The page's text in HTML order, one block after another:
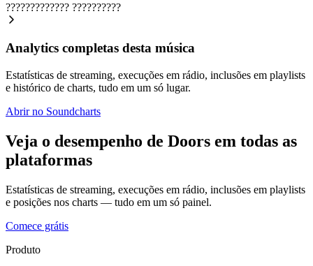
????????????? ??????????
Analytics completas desta música
Estatísticas de streaming, execuções em rádio, inclusões em playlists
e histórico de charts, tudo em um só lugar.
Abrir no Soundcharts
Veja o desempenho de Doors em todas as
plataformas
Estatísticas de streaming, execuções em rádio, inclusões em playlists
e posições nos charts — tudo em um só painel.
Comece grátis
Produto